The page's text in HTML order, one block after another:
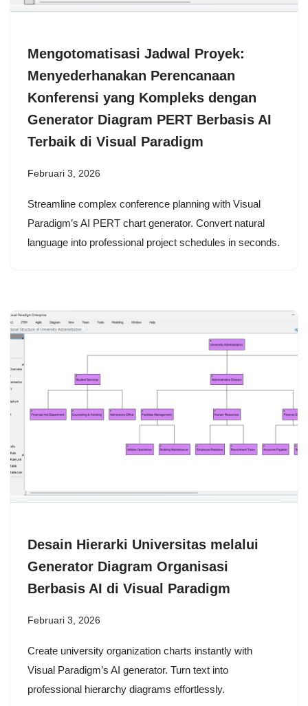
Mengotomatisasi Jadwal Proyek:
Menyederhanakan Perencanaan
Konferensi yang Kompleks dengan
Generator Diagram PERT Berbasis AI
Terbaik di Visual Paradigm
Februari 3, 2026
Streamline complex conference planning with Visual
Paradigm’s AI PERT chart generator. Convert natural
language into professional project schedules in seconds.
Desain Hierarki Universitas melalui
Generator Diagram Organisasi
Berbasis AI di Visual Paradigm
Februari 3, 2026
Create university organization charts instantly with
Visual Paradigm’s AI generator. Turn text into
professional hierarchy diagrams effortlessly.